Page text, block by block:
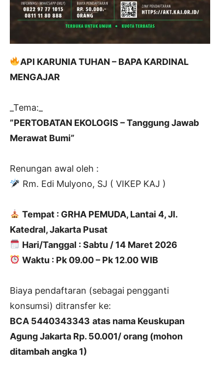
API KARUNIA TUHAN – BAPA KARDINAL
MENGAJAR
_Tema:_
”PERTOBATAN EKOLOGIS – Tanggung Jawab
Merawat Bumi”
Renungan awal oleh :
Rm. Edi Mulyono, SJ ( VIKEP KAJ )
Tempat : GRHA PEMUDA, Lantai 4, Jl.
Katedral, Jakarta Pusat
Hari/Tanggal : Sabtu / 14 Maret 2026
Waktu : Pk 09.00 – Pk 12.00 WIB
Biaya pendaftaran (sebagai pengganti
konsumsi) ditransfer ke:
BCA 5440343343 atas nama Keuskupan
Agung Jakarta Rp. 50.001/ orang (mohon
ditambah angka 1)